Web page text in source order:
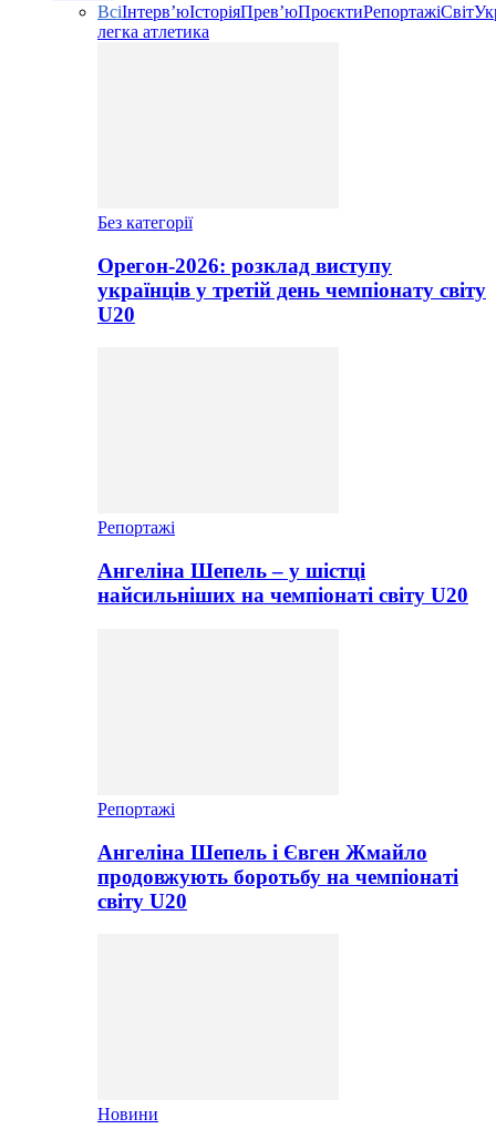
ВсіІнтерв’юІсторіяПрев’юПроєктиРепортажіСвіт
легка атлетика
Без категорії
Орегон-2026: розклад виступу
українців у третій день чемпіонату світу
U20
Репортажі
Ангеліна Шепель – у шістці
найсильніших на чемпіонаті світу U20
Репортажі
Ангеліна Шепель і Євген Жмайло
продовжують боротьбу на чемпіонаті
світу U20
Новини